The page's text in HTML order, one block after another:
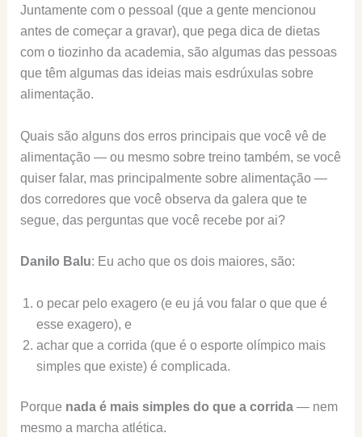
Juntamente com o pessoal (que a gente mencionou
antes de começar a gravar), que pega dica de dietas
com o tiozinho da academia, são algumas das pessoas
que têm algumas das ideias mais esdrúxulas sobre
alimentação.
Quais são alguns dos erros principais que você vê de
alimentação — ou mesmo sobre treino também, se você
quiser falar, mas principalmente sobre alimentação —
dos corredores que você observa da galera que te
segue, das perguntas que você recebe por ai?
Danilo Balu: Eu acho que os dois maiores, são:
o pecar pelo exagero (e eu já vou falar o que que é
esse exagero), e
achar que a corrida (que é o esporte olímpico mais
simples que existe) é complicada.
Porque nada é mais simples do que a corrida— nem
mesmo a marcha atlética.